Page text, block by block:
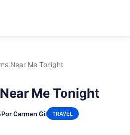
Near Me Tonight
Me Tonight
Por Carmen Gil TRAVEL